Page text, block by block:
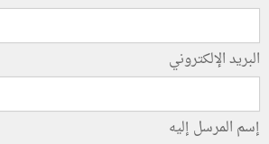
البريد الإلكتروني
إسم المرسل إليه